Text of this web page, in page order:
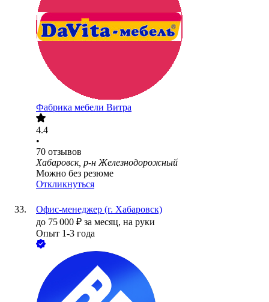
Фабрика мебели Витра
4.4
•
70 отзывов
Хабаровск, р-н Железнодорожный
Можно без резюме
Откликнуться
Офис-менеджер (г. Хабаровск)
до 75 000 ₽ за месяц, на руки
Опыт 1-3 года